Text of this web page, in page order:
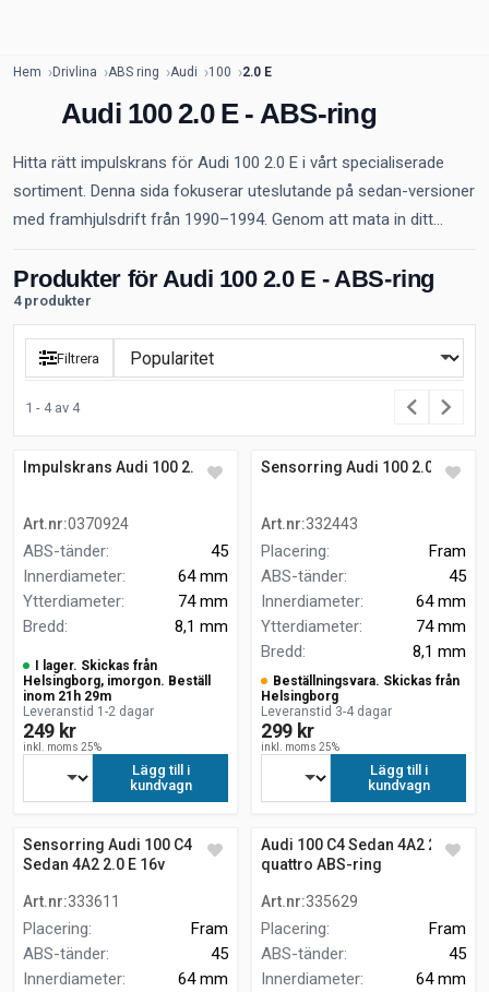
Hem Drivlina ABS ring Audi 100 2.0 E
Audi 100 2.0 E - ABS-ring
Hitta rätt impulskrans för Audi 100 2.0 E i vårt specialiserade
sortiment. Denna sida fokuserar uteslutande på sedan-versioner
med framhjulsdrift från 1990–1994. Genom att mata in ditt...
Produkter för Audi 100 2.0 E - ABS-ring
4 produkter
Filtrera
1 - 4 av 4
Impulskrans Audi 100 2.0 E
Art.nr:0370924
ABS-tänder:
45
Innerdiameter:
64 mm
Ytterdiameter:
74 mm
Bredd: 8,1 mm
I lager. Skickas från
Helsingborg, imorgon. Beställ
inom 21h 29m
Leveranstid 1-2 dagar
249 kr
inkl. moms 25%
Lägg till i
kundvagn
Sensorring Audi 100 2.0 E
Art.nr:332443
Placering:
Fram
ABS-tänder:
45
Innerdiameter:
64 mm
Ytterdiameter:
74 mm
Bredd: 8,1 mm
Beställningsvara. Skickas från
Helsingborg
Leveranstid 3-4 dagar
299 kr
inkl. moms 25%
Lägg till i
kundvagn
Sensorring Audi 100 C4
Sedan 4A2 2.0 E 16v
Art.nr:333611
Placering:
Fram
ABS-tänder:
45
Innerdiameter:
64 mm
Audi 100 C4 Sedan 4A2 2.0 E
quattro ABS-ring
Art.nr:335629
Placering:
Fram
ABS-tänder:
45
Innerdiameter:
64 mm